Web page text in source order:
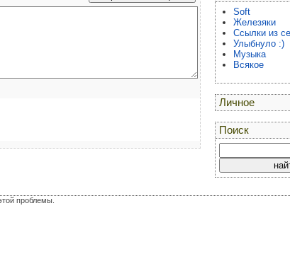
Soft
Железяки
Ссылки из
Улыбнуло :)
Музыка
Всякое
Личное
Поиск
проблемы.